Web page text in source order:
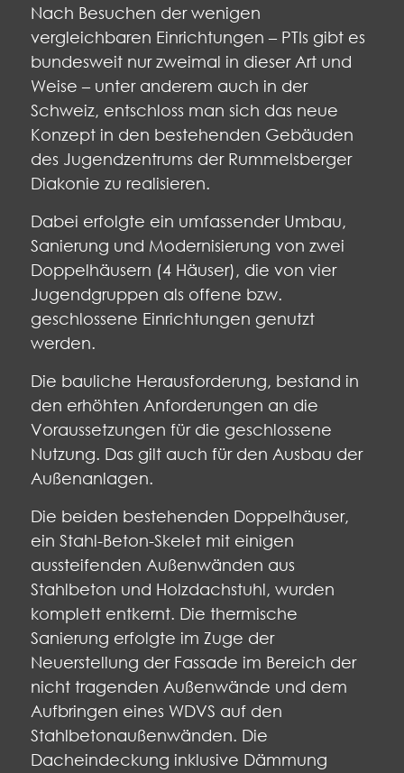
Nach Besuchen der wenigen
vergleichbaren Einrichtungen – PTIs gibt es
bundesweit nur zweimal in dieser Art und
Weise – unter anderem auch in der
Schweiz, entschloss man sich das neue
Konzept in den bestehenden Gebäuden
des Jugendzentrums der Rummelsberger
Diakonie zu realisieren.
Dabei erfolgte ein umfassender Umbau,
Sanierung und Modernisierung von zwei
Doppelhäusern (4 Häuser), die von vier
Jugendgruppen als offene bzw.
geschlossene Einrichtungen genutzt
werden.
Die bauliche Herausforderung, bestand in
den erhöhten Anforderungen an die
Voraussetzungen für die geschlossene
Nutzung. Das gilt auch für den Ausbau der
Außenanlagen.
Die beiden bestehenden Doppelhäuser,
ein Stahl-Beton-Skelet mit einigen
aussteifenden Außenwänden aus
Stahlbeton und Holzdachstuhl, wurden
komplett entkernt. Die thermische
Sanierung erfolgte im Zuge der
Neuerstellung der Fassade im Bereich der
nicht tragenden Außenwände und dem
Aufbringen eines WDVS auf den
Stahlbetonaußenwänden. Die
Dacheindeckung inklusive Dämmung